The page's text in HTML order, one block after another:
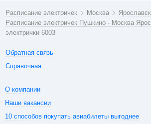
Расписание электричек Москва
Расписание электричек Пушкино - Москва
электрички 6003
Обратная связь
Справочная
О компании
Наши вакансии
10 способов покупать авиабилеты выгоднее